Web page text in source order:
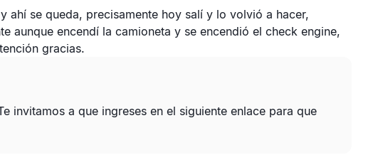
ahí se queda, precisamente hoy salí y lo volvió a hacer,
aunque encendí la camioneta y se encendió el check engine,
gracias.
invitamos a que ingreses en el siguiente enlace para que